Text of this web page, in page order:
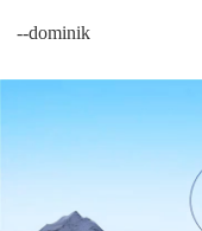
--dominik